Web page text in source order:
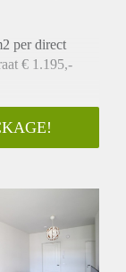
per direct
€ 1.195,-
op begane
tot de
slaapkamer
en
een separaat